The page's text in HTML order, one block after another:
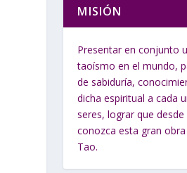
MISIÓN
Presentar en conjunto
taoísmo en el mundo,
de sabiduría,
dicha espiritual a cada
seres, lograr que desde
conozca esta gran obra
Tao.